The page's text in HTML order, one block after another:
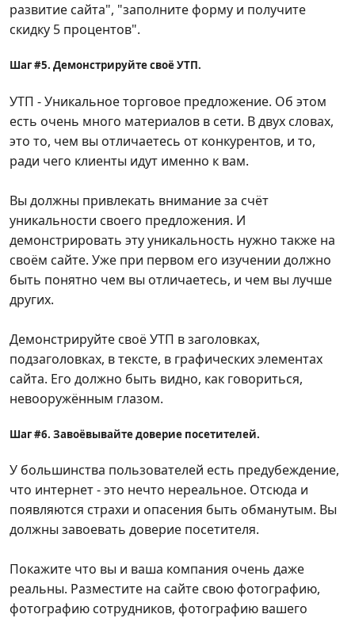
развитие сайта", "заполните форму и получите
скидку 5 процентов".
Шаг #5. Демонстрируйте своё УТП.
УТП - Уникальное торговое предложение. Об этом
есть очень много материалов в сети. В двух словах,
это то, чем вы отличаетесь от конкурентов, и то,
ради чего клиенты идут именно к вам.
Вы должны привлекать внимание за счёт
уникальности своего предложения. И
демонстрировать эту уникальность нужно также на
своём сайте. Уже при первом его изучении должно
быть понятно чем вы отличаетесь, и чем вы лучше
других.
Демонстрируйте своё УТП в заголовках,
подзаголовках, в тексте, в графических элементах
сайта. Его должно быть видно, как говориться,
невооружённым глазом.
Шаг #6. Завоёвывайте доверие посетителей.
У большинства пользователей есть предубеждение,
что интернет - это нечто нереальное. Отсюда и
появляются страхи и опасения быть обманутым. Вы
должны завоевать доверие посетителя.
Покажите что вы и ваша компания очень даже
реальны. Разместите на сайте свою фотографию,
фотографию сотрудников, фотографию вашего